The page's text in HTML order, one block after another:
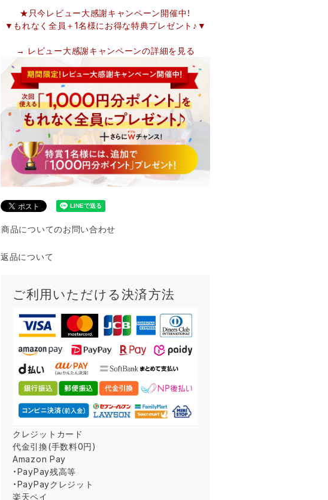
★只今レビュー大感謝キャンペーン開催中！
▼もれなく全員＋1名様にお得な特典プレゼント♪▼
→ レビュー大感謝キャンペーンの詳細を見る
商品についてのお問い合わせ
返品について
ご利用いただける決済方法
クレジットカード
代金引換(手数料0円)
Amazon Pay
・PayPay残高等
・PayPayクレジット
楽天ペイ